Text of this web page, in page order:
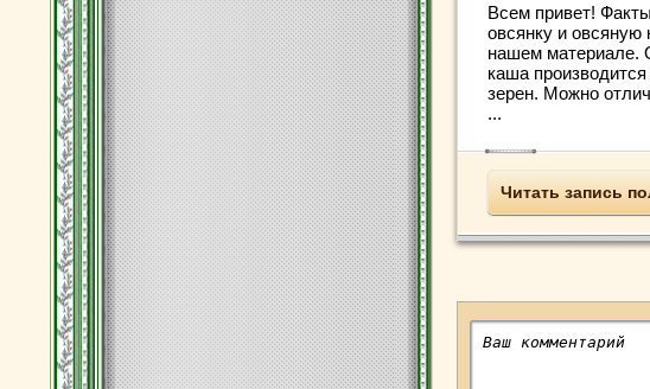
Всем привет!
овсянку и овсяную
нашем материале.
каша
зерен. Можно
...
Читать запись